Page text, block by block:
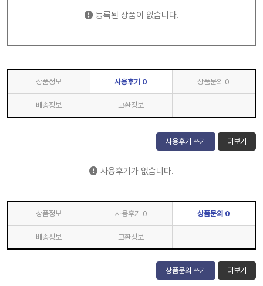
등록된 상품이 없습니다.
상품정보 사용후기 0 상품문의 0
배송정보 교환정보
사용후기 쓰기 더보기
사용후기가 없습니다.
상품정보 사용후기 0 상품문의 0
배송정보 교환정보
상품문의 쓰기 더보기